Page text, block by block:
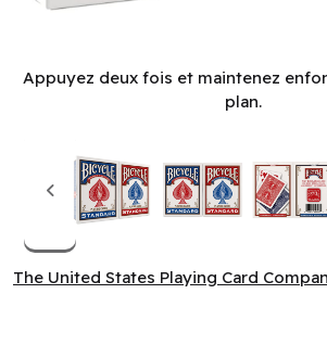
Appuyez deux fois et maintenez
plan.
The United States Playing Card